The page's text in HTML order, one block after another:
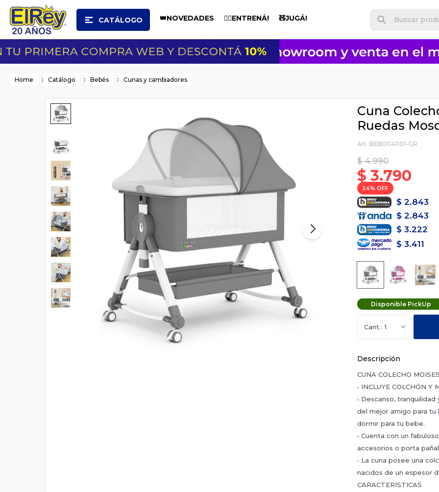
CATÁLOGO 👑NOVEDADES 🏋️‍♂️ENTRENÁ! 🧸JUGÁ!
Home Catálogo Bebés Cunas y cambiadores
Cuna
Ruedas
BEB004001-GR
$ 4.990
$ 3.790
24
$ 2.843
$ 2.843
$ 3.222
$ 3.411
Disponible PickUp
1
Descripción
CUNA COLECHO
• INCLUYE COLCHÓN Y
• Descanso,
del mejor amigo para tu
dormir para tu bebe.
• Cuenta con un
accesorios o porta
• La cuna posee una
nacidos de un espesor
CARACTERISTICAS